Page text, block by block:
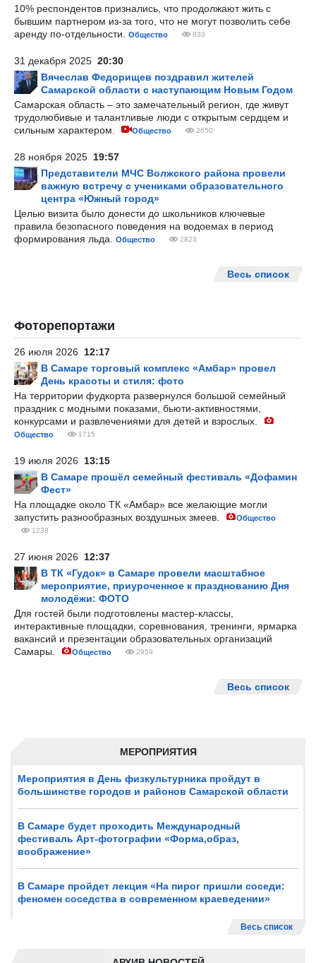
МЕРОПРИЯТИЯ
Мероприятия в День физкультурника пройдут в
большинстве городов и районов Самарской области
В Самаре будет проходить Международный
фестиваль Арт-фотографии «Форма,образ,
воображение»
В Самаре пройдет лекция «На пирог пришли соседи:
феномен соседства в современном краеведении»
Весь список
10% респондентов признались, что продолжают жить с
бывшим партнером из-за того, что не могут позволить себе
аренду по-отдельности.
Общество 833
31 декабря 2025 20:30
Вячеслав Федорищев поздравил жителей
Самарской области с наступающим Новым Годом
Самарская область – это замечательный регион, где живут
трудолюбивые и талантливые люди с открытым сердцем и
сильным характером.
Общество 2650
28 ноября 2025 19:57
Представители МЧС Волжского района провели
важную встречу с учениками образовательного
центра «Южный город»
Целью визита было донести до школьников ключевые
правила безопасного поведения на водоемах в период
формирования льда.
Общество 2823
Весь список
Фоторепортажи
26 июля 2026 12:17
В Самаре торговый комплекс «Амбар» провел
День красоты и стиля: фото
На территории фудкорта развернулся большой семейный
праздник с модными показами, бьюти-активностями,
конкурсами и развлечениями для детей и взрослых.
Общество 1715
19 июля 2026 13:15
В Самаре прошёл семейный фестиваль «Дофамин
Фест»
На площадке около ТК «Амбар» все желающие могли
запустить разнообразных воздушных змеев.
Общество
1238
27 июня 2026 12:37
В ТК «Гудок» в Самаре провели масштабное
мероприятие, приуроченное к празднованию Дня
молодёжи: ФОТО
Для гостей были подготовлены мастер-классы,
интерактивные площадки, соревнования, тренинги, ярмарка
вакансий и презентации образовательных организаций
Самары.
Общество 2959
Весь список